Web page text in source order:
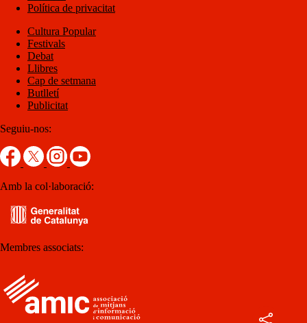
Política de privacitat
Cultura Popular
Festivals
Debat
Llibres
Cap de setmana
Butlletí
Publicitat
Seguiu-nos:
Amb la col·laboració:
Membres associats: